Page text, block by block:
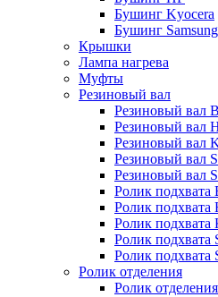
Бушинг Kyocera
Бушинг Samsung
Крышки
Лампа нагрева
Муфты
Резиновый вал
Резиновый вал
Резиновый вал
Резиновый вал
Резиновый вал
Резиновый вал
Ролик подхвата
Ролик подхвата
Ролик
Ролик подхвата
Ролик подхвата
Ролик отделения
Ролик